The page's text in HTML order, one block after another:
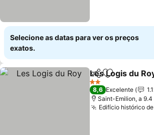
Selecione as datas para ver os preços
exatos.
PartilharAdicionar
Les Logis du
2 Estrelas
8,6 Excelente
Saint-Emilion, a
Edifício histórico